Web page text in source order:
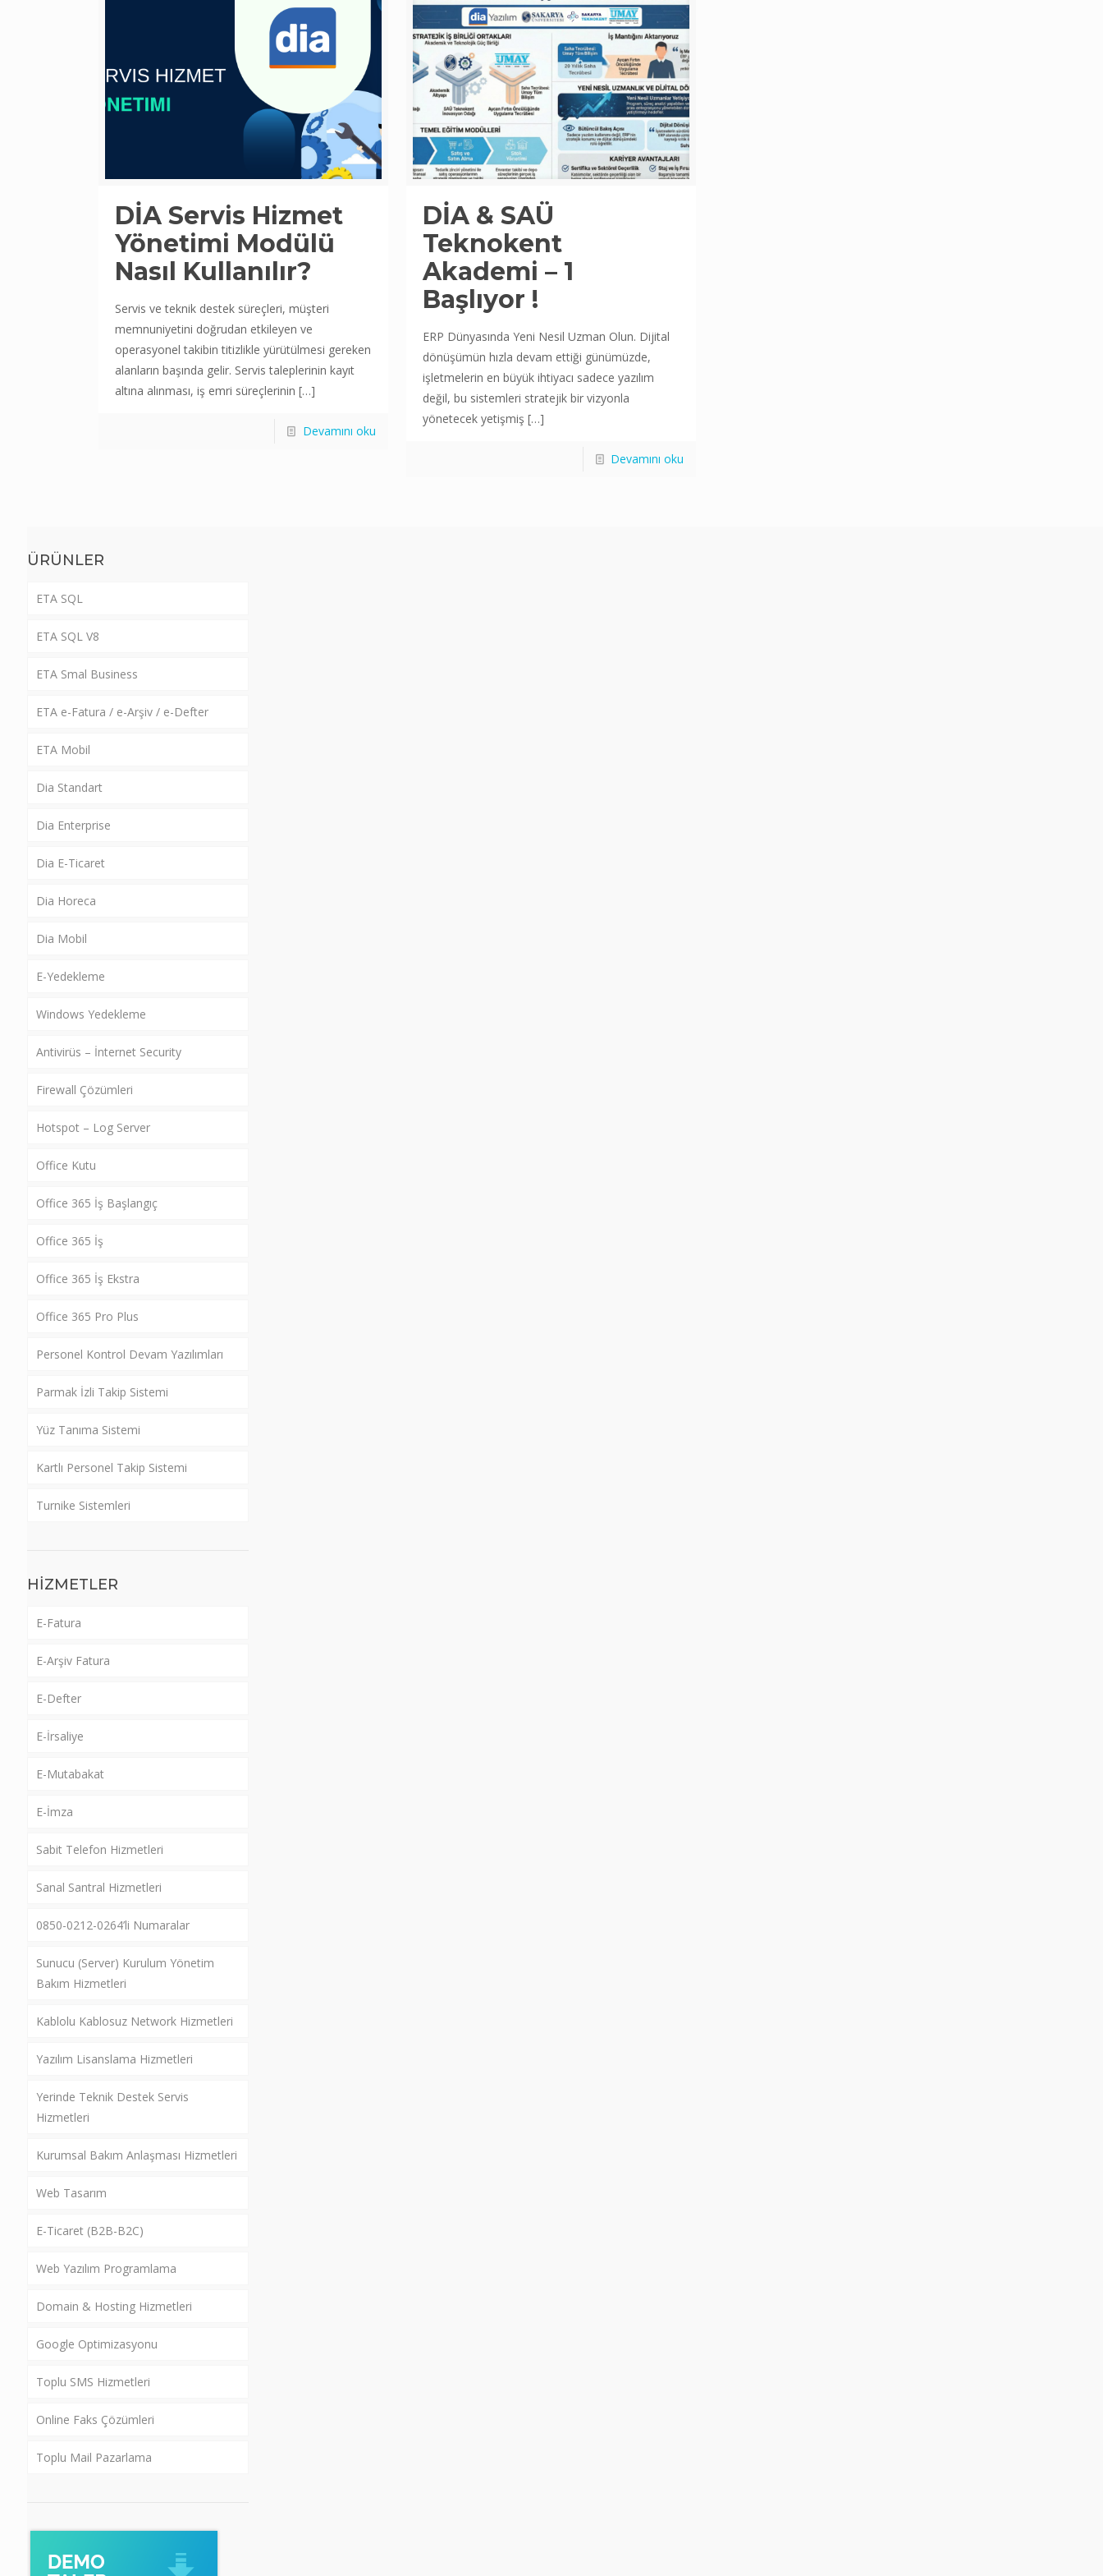
DİA Servis Hizmet
Yönetimi Modülü
Nasıl Kullanılır?
Servis ve teknik destek süreçleri, müşteri
memnuniyetini doğrudan etkileyen ve
operasyonel takibin titizlikle yürütülmesi gereken
alanların başında gelir. Servis taleplerinin kayıt
altına alınması, iş emri süreçlerinin […]
Devamını oku
DİA & SAÜ
Teknokent
Akademi – 1
Başlıyor !
ERP Dünyasında Yeni Nesil Uzman Olun. Dijital
dönüşümün hızla devam ettiği günümüzde,
işletmelerin en büyük ihtiyacı sadece yazılım
değil, bu sistemleri stratejik bir vizyonla
yönetecek yetişmiş […]
Devamını oku
ÜRÜNLER
ETA SQL
ETA SQL V8
ETA Smal Business
ETA e-Fatura / e-Arşiv / e-Defter
ETA Mobil
Dia Standart
Dia Enterprise
Dia E-Ticaret
Dia Horeca
Dia Mobil
E-Yedekleme
Windows Yedekleme
Antivirüs – İnternet Security
Firewall Çözümleri
Hotspot – Log Server
Office Kutu
Office 365 İş Başlangıç
Office 365 İş
Office 365 İş Ekstra
Office 365 Pro Plus
Personel Kontrol Devam Yazılımları
Parmak İzli Takip Sistemi
Yüz Tanıma Sistemi
Kartlı Personel Takip Sistemi
Turnike Sistemleri
HİZMETLER
E-Fatura
E-Arşiv Fatura
E-Defter
E-İrsaliye
E-Mutabakat
E-İmza
Sabit Telefon Hizmetleri
Sanal Santral Hizmetleri
0850-0212-0264’li Numaralar
Sunucu (Server) Kurulum Yönetim
Bakım Hizmetleri
Kablolu Kablosuz Network Hizmetleri
Yazılım Lisanslama Hizmetleri
Yerinde Teknik Destek Servis
Hizmetleri
Kurumsal Bakım Anlaşması Hizmetleri
Web Tasarım
E-Ticaret (B2B-B2C)
Web Yazılım Programlama
Domain & Hosting Hizmetleri
Google Optimizasyonu
Toplu SMS Hizmetleri
Online Faks Çözümleri
Toplu Mail Pazarlama